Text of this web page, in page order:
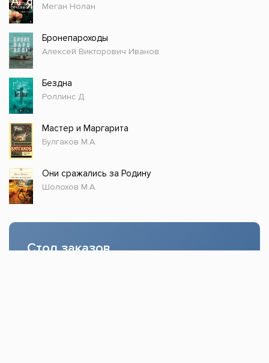
Меган Нолан
Бронепароходы
Алексей Викторович Иванов
Бездна
Роллинс Д.
Мастер и Маргарита
Булгаков М.А.
Они сражались за Родину
Шолохов М.А.
Стол заказов